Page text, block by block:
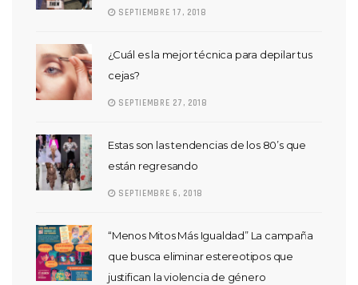
SEPTIEMBRE 17, 2018
¿Cuál es la mejor técnica para depilar tus
cejas?
SEPTIEMBRE 27, 2018
Estas son las tendencias de los 80’s que
están regresando
SEPTIEMBRE 6, 2018
“Menos Mitos Más Igualdad” La campaña
que busca eliminar estereotipos que
justifican la violencia de género